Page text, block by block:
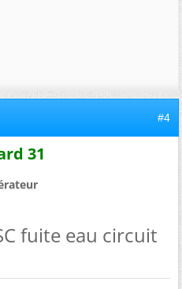
#4
31
fuite eau circuit